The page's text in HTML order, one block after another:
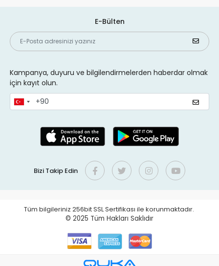
E-Bülten
Kampanya, duyuru ve bilgilendirmelerden haberdar olmak
için kayıt olun.
Bizi Takip Edin
Tüm bilgileriniz 256bit SSL Sertifikası ile korunmaktadır.
© 2025 Tüm Hakları Saklıdır